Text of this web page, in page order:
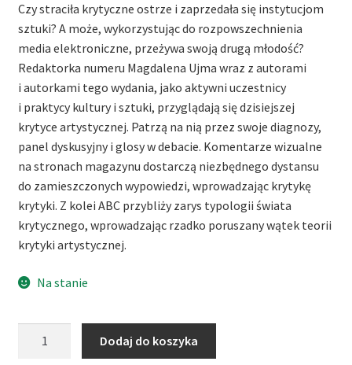
Czy straciła krytyczne ostrze i zaprzedała się instytucjom
sztuki? A może, wykorzystując do rozpowszechnienia
media elektroniczne, przeżywa swoją drugą młodość?
Redaktorka numeru Magdalena Ujma wraz z autorami
i autorkami tego wydania, jako aktywni uczestnicy
i praktycy kultury i sztuki, przyglądają się dzisiejszej
krytyce artystycznej. Patrzą na nią przez swoje diagnozy,
panel dyskusyjny i glosy w debacie. Komentarze wizualne
na stronach magazynu dostarczą niezbędnego dystansu
do zamieszczonych wypowiedzi, wprowadzając krytykę
krytyki. Z kolei ABC przybliży zarys typologii świata
krytycznego, wprowadzając rzadko poruszany wątek teorii
krytyki artystycznej.
Na stanie
Dodaj do koszyka